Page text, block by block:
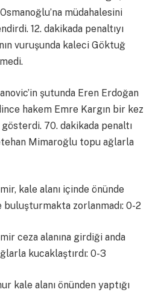
müdahalesini
12. dakikada penaltıyı
vuruşunda kaleci Göktuğ
şutunda Eren Erdoğan
hakem Emre Kargın bir kez
gösterdi. 70. dakikada penaltı
Mimaroğlu topu ağlarla
kale alanı içinde önünde
zorlanmadı: 0-2
ceza alanına girdiği anda
kucaklaştırdı: 0-3
kale alanı önünden yaptığı